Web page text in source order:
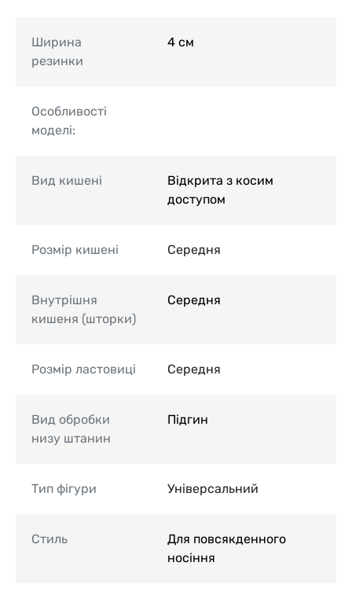
Ширина
резинки
4 см
Особливості
моделі:
Вид кишені
Відкрита з косим
доступом
Розмір кишені Середня
Внутрішня
кишеня (шторки)
Середня
Розмір ластовиці Середня
Вид обробки
низу штанин
Підгин
Тип фігури Універсальний
Стиль
Для повсякденного
носіння